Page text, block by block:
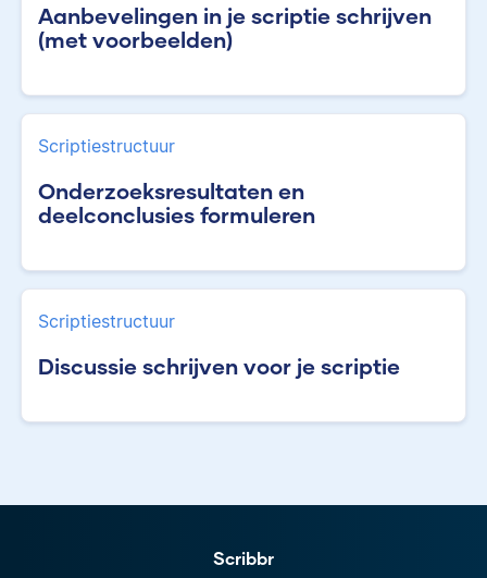
Aanbevelingen in je scriptie schrijven
(met voorbeelden)
Scriptiestructuur
Onderzoeksresultaten en
deelconclusies formuleren
Scriptiestructuur
Discussie schrijven voor je scriptie
Scribbr